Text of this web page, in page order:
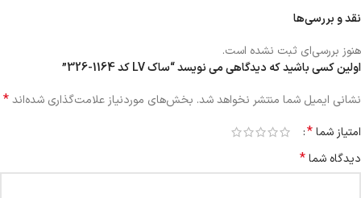
نقد و بررسی‌ها
هنوز بررسی‌ای ثبت نشده است.
اولین کسی باشید که دیدگاهی می نویسد “ساک LV کد 1164-326”
نشانی ایمیل شما منتشر نخواهد شد. بخش‌های موردنیاز علامت‌گذاری شده‌اند*
امتیاز شما*
دیدگاه شما*